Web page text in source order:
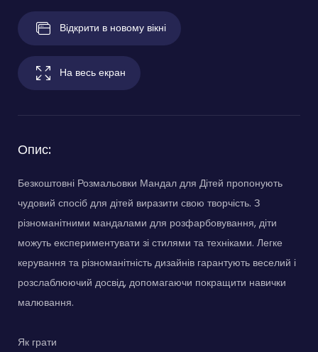
Відкрити в новому вікні
На весь екран
Опис:
Безкоштовні Розмальовки Мандал для Дітей пропонують
чудовий спосіб для дітей виразити свою творчість. З
різноманітними мандалами для розфарбовування, діти
можуть експериментувати зі стилями та техніками. Легке
керування та різноманітність дизайнів гарантують веселий і
розслаблюючий досвід, допомагаючи покращити навички
малювання.
Як грати